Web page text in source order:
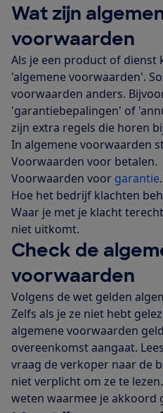
Wat zijn
voorwaarden
Als je een product of dienst
'algemene voorwaarden'.
voorwaarden anders.
'garantiebepalingen' of
zijn extra regels die horen
In algemene voorwaarden
Voorwaarden voor betalen.
Voorwaarden voor garantie.
Hoe het bedrijf klachten
Waar je met je klacht
niet uitkomt.
Check de
voorwaarden
Volgens de wet gelden
Zelfs als je ze niet hebt
algemene voorwaarden
overeenkomst aangaat.
vraag de verkoper naar de
niet verplicht om ze te
weten waarmee je akkoord